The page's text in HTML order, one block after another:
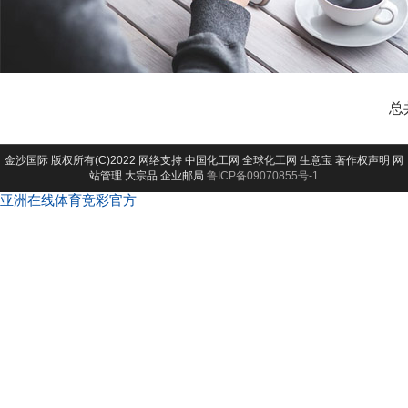
总
金沙国际 版权所有(C)2022 网络支持 中国化工网 全球化工网 生意宝 著作权声明 网
站管理 大宗品 企业邮局 鲁ICP备09070855号-1
亚洲在线体育竞彩官方